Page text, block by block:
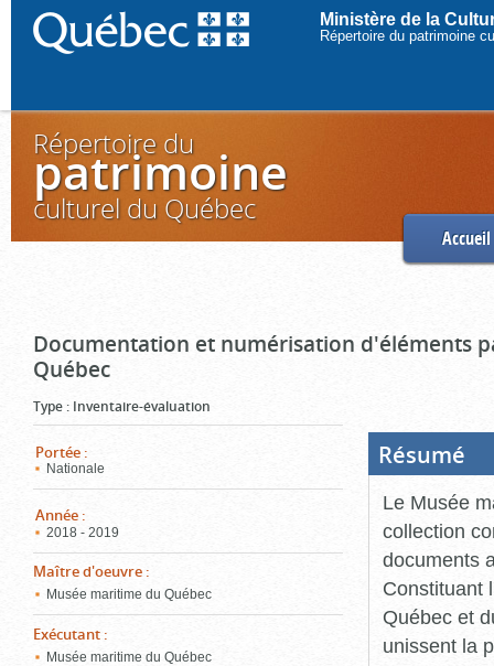
Ministère de la
Répertoire du patrimoine
Répertoire du
patrimoine
culturel du Québec
Accueil
Documentation et numérisation d'éléments
Québec
Type : Inventaire-évaluation
Portée :
Nationale
Année :
2018 - 2019
Maître d'oeuvre :
Musée maritime du Québec
Exécutant :
Musée maritime du Québec
Résumé
Le Musée
collection
documents
Constituant
Québec et
unissent la